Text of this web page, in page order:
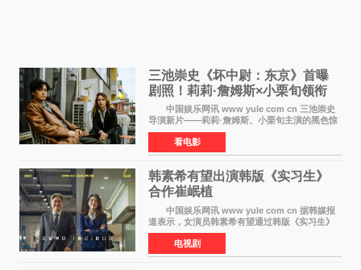
三池崇史《坏中尉：东京》首曝
剧照！莉莉·詹姆斯×小栗旬领衔
黑色惊悚再升级
中国娱乐网讯 www yule com cn 三池崇史
导演新片——莉莉·詹姆斯、小栗旬主演的黑色惊
悚电影《坏中尉：东京》首曝剧照。继阿贝尔·费
拉拉&times;哈威·凯特尔的1992年《坏中尉》和
沃纳·赫
看电影
韩素希有望出演韩版《实习生》
合作崔岷植
中国娱乐网讯 www yule com cn 据韩媒报
道表示，女演员韩素希有望通过韩版《实习生》
回归荧幕，合作前辈演员崔岷植。 根据消息
表示，演员韩素希目前已经结束了电视剧《Y计
划》的拍摄工
电视剧